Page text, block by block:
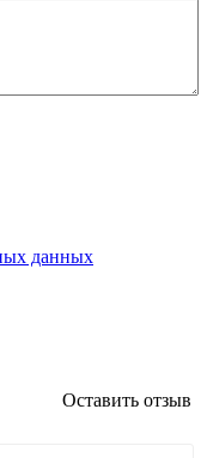
данных
Оставить отзыв